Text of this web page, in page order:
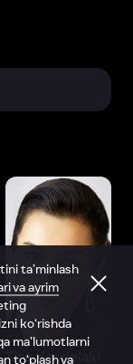
Tina Kandelaki
ta’minlash
va ayrim
ko‘rishda
ma’lumotlarni
to‘plash va